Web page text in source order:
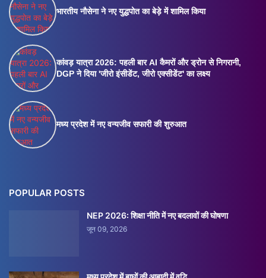
भारतीय नौसेना ने नए युद्धपोत का बेड़े में शामिल किया
कांवड़ यात्रा 2026: पहली बार AI कैमरों और ड्रोन से निगरानी,
DGP ने दिया 'जीरो इंसीडेंट, जीरो एक्सीडेंट' का लक्ष्य
मध्य प्रदेश में नए वन्यजीव सफारी की शुरुआत
POPULAR POSTS
NEP 2026: शिक्षा नीति में नए बदलावों की घोषणा
जून 09, 2026